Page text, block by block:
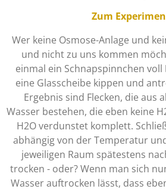
Zum
Wer keine Osmose-Anlage und
und nicht zu uns kommen
einmal ein Schnapspinnchen
eine Glasscheibe kippen und
Ergebnis sind Flecken, die aus
Wasser bestehen, die eben keine
H2O verdunstet komplett.
abhängig von der Temperatur
jeweiligen Raum spätestens
trocken - oder? Wenn man sich
Wasser auftrocken lässt, dass